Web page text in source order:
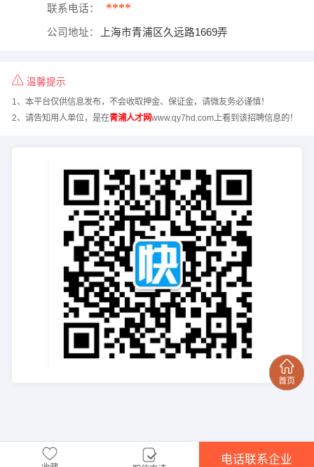
联系电话： ****
公司地址： 上海市青浦区久远路1669弄
温馨提示
1、本平台仅供信息发布，不会收取押金、保证金，请微友务必谨慎！
2、请告知用人单位，是在青浦人才网www.qy7hd.com上看到该招聘信息的！
电话联系企业